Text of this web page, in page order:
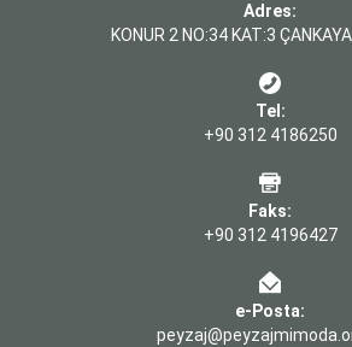
Adres:
KONUR 2 NO:34 KAT:3
Tel:
+90 312 4186250
Faks:
+90 312 4196427
e-Posta: